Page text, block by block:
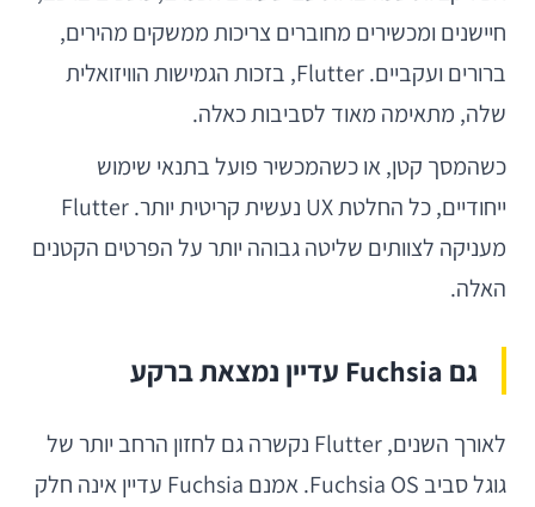
חיישנים ומכשירים מחוברים צריכות ממשקים מהירים,
ברורים ועקביים. Flutter, בזכות הגמישות הוויזואלית
שלה, מתאימה מאוד לסביבות כאלה.
כשהמסך קטן, או כשהמכשיר פועל בתנאי שימוש
ייחודיים, כל החלטת UX נעשית קריטית יותר. Flutter
מעניקה לצוותים שליטה גבוהה יותר על הפרטים הקטנים
האלה.
גם Fuchsia עדיין נמצאת ברקע
לאורך השנים, Flutter נקשרה גם לחזון הרחב יותר של
גוגל סביב Fuchsia OS. אמנם Fuchsia עדיין אינה חלק